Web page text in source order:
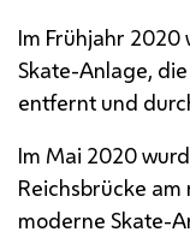
Im Frühjahr
Skate-Anlage,
entfernt und
Im Mai 2020
Reichsbrücke
moderne Skate-